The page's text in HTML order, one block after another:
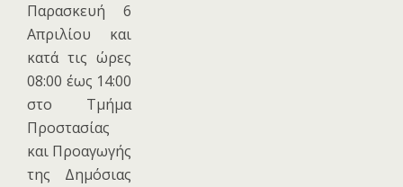
Παρασκευή 6
Απριλίου και
κατά τις ώρες
08:00 έως 14:00
στο Τμήμα
Προστασίας
και Προαγωγής
της Δημόσιας